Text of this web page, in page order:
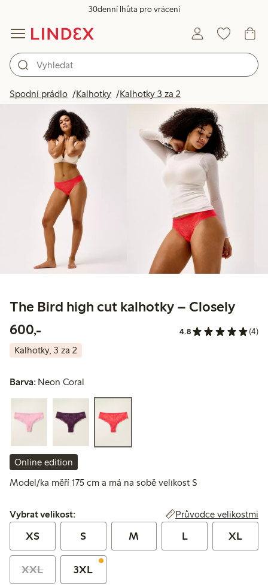
30denní lhůta pro vrácení
Spodní prádlo Kalhotky Kalhotky 3 za 2Produkty na obrázku
The Bird high cut kalhotky – Closely
600,-600,00 Kč 4.8 (4)
Kalhotky, 3 za 2
Barva: Neon Coral
Online edition
Model/ka měří 175 cm a má na sobě velikost S
Vybrat velikost:
Vybrat velikost: Průvodce velikostmi
XS S M L XL
XXL 3XL